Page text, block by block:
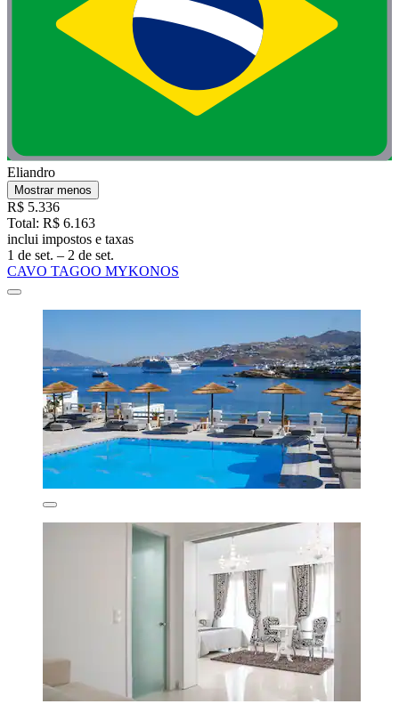
Eliandro
Mostrar menos
R$ 5.336
Total: R$ 6.163
inclui impostos e taxas
1 de set. – 2 de set.
CAVO TAGOO MYKONOS